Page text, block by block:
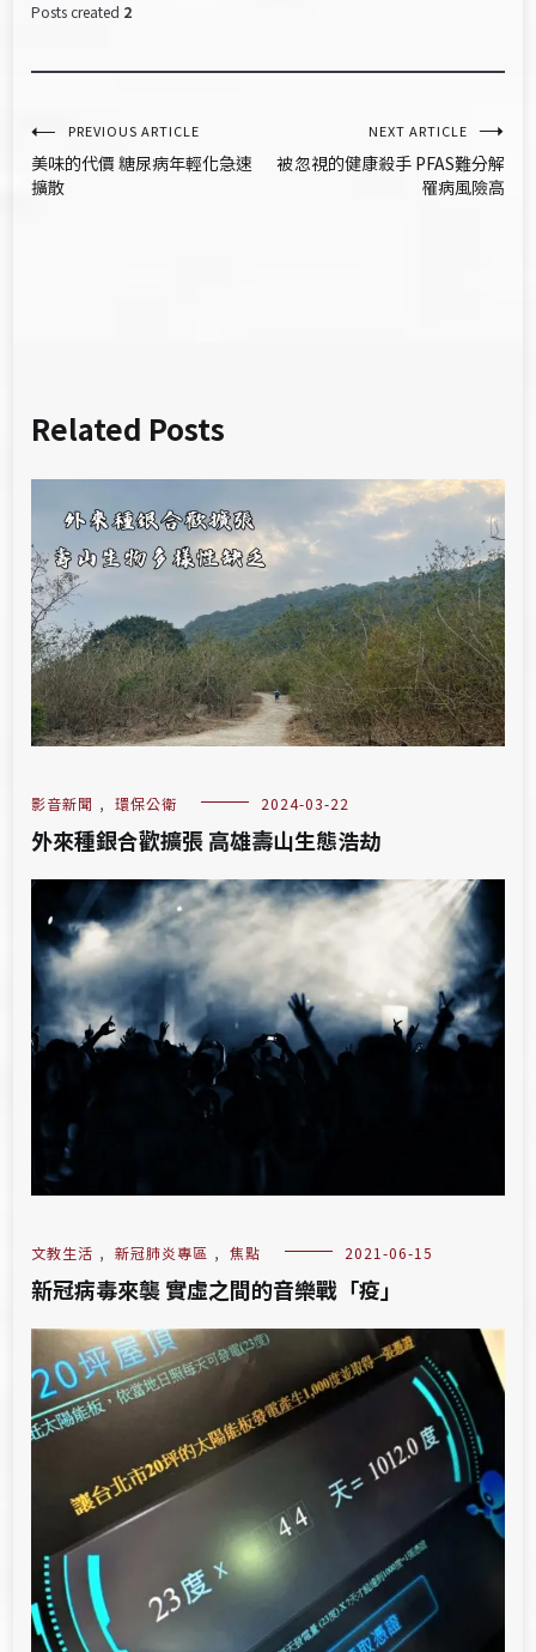
Posts created 2
文
章
PREVIOUS ARTICLE
美味的代價 糖尿病年輕化急速
擴散
NEXT ARTICLE
被忽視的健康殺手 PFAS難分解
罹病風險高
Related Posts
影音新聞 , 環保公衛 2024-03-22
外來種銀合歡擴張 高雄壽山生態浩劫
文教生活 , 新冠肺炎專區 , 焦點 2021-06-15
新冠病毒來襲 實虛之間的音樂戰「疫」